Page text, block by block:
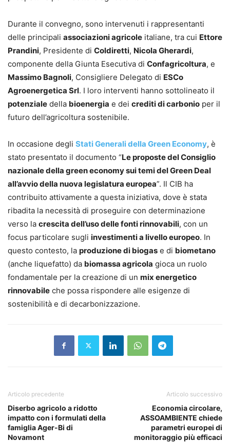
Durante il convegno, sono intervenuti i rappresentanti
delle principali associazioni agricole italiane, tra cui Ettore
Prandini, Presidente di Coldiretti, Nicola Gherardi,
componente della Giunta Esecutiva di Confagricoltura, e
Massimo Bagnoli, Consigliere Delegato di ESCo
Agroenergetica Srl. I loro interventi hanno sottolineato il
potenziale della bioenergia e dei crediti di carbonio per il
futuro dell’agricoltura sostenibile.
In occasione degli Stati Generali della Green Economy, è
stato presentato il documento “Le proposte del Consiglio
nazionale della green economy sui temi del Green Deal
all’avvio della nuova legislatura europea”. Il CIB ha
contribuito attivamente a questa iniziativa, dove è stata
ribadita la necessità di proseguire con determinazione
verso la crescita dell’uso delle fonti rinnovabili, con un
focus particolare sugli investimenti a livello europeo. In
questo contesto, la produzione di biogas e di biometano
(anche liquefatto) da biomassa agricola gioca un ruolo
fondamentale per la creazione di un mix energetico
rinnovabile che possa rispondere alle esigenze di
sostenibilità e di decarbonizzazione.
Articolo precedente
Diserbo agricolo a ridotto
impatto con i formulati della
famiglia Ager-Bi di
Novamont
Articolo successivo
Economia circolare,
ASSOAMBIENTE chiede
parametri europei di
monitoraggio più efficaci